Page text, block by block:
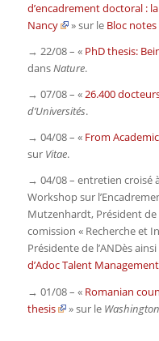
d’encadrement doctoral :
Nancy
» sur le Bloc
→ 22/08 – « PhD thesis:
dansNature.
→ 07/08 – «26.400
d’Universités.
→ 04/08 – « From
sur Vitae.
→ 04/08 – entretien croisé
Workshop sur
Mutzenhardt, Président de
comission « Recherche et
Présidente de l’ANDès
d’Adoc Talent Management
→ 01/08 – « Romanian
thesis
» sur le